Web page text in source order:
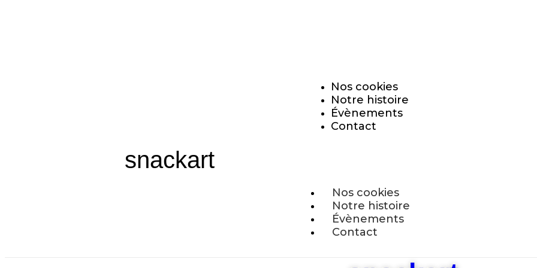
snackart
Nos cookies
Notre histoire
Évènements
Contact
Nos cookies
Notre histoire
Évènements
Contact